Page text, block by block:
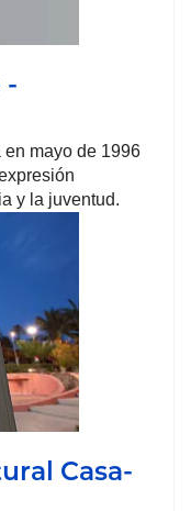
-
en mayo de 1996
y la juventud.
Casa-